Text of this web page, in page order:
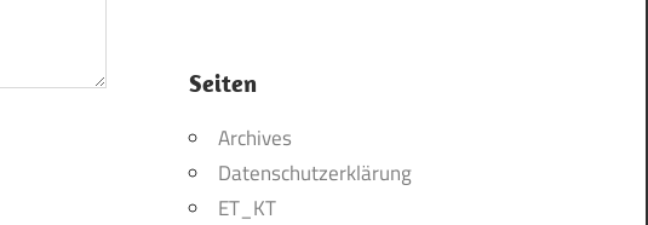
Seiten
Archives
Datenschutzerklärung
ET_KT